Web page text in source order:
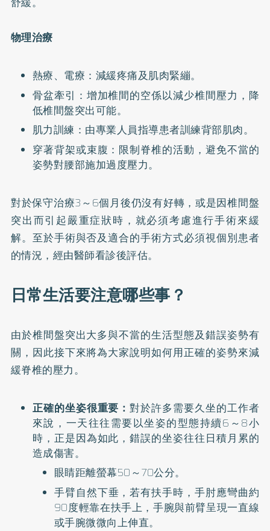
物理治療
熱療、電療：減緩疼痛及肌肉緊繃。
骨盆牽引：增加椎間的空係以減少椎間壓力，降
低椎間盤突出可能。
肌力訓練：由專業人員指導患者訓練背部肌肉。
穿著背架或束腹：限制脊椎的活動，避免不當的
姿勢對腰部施加過度壓力。
對於保守治療3～6個月後仍沒有好轉，或是因椎間盤
突出而引起嚴重症狀時，就必須考慮進行手術來緩
解。至於手術與否及適合的手術方式必須視個別患者
的情況，經由醫師看診後評估。
日常生活要注意哪些事？
由於椎間盤突出大多與不當的生活型態及錯誤姿勢有
關，因此接下來將為大家說明如何用正確的姿勢來減
緩脊椎的壓力。
正確的坐姿很重要：對於許多需要久坐的工作者
來說，一天往往需要以坐姿的型態持續6～8小
時，正是因為如此，錯誤的坐姿往往日積月累的
造成傷害。
眼睛距離螢幕50～70公分。
手臂自然下垂，若有扶手時，手肘應彎曲約
90度輕靠在扶手上，手腕與前臂呈現一直線
或手腕微微向上伸直。